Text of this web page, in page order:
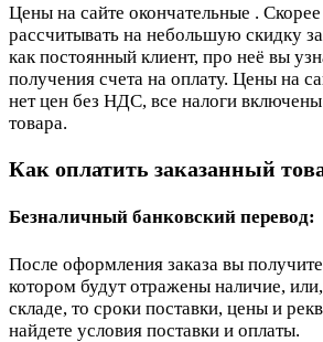
Цены на сайте окончательные .
рассчитывать на небольшую скидку
как постоянный клиент, про неё вы
получения счета на оплату. Цены на
нет цен без НДС, все налоги
товара.
Как оплатить заказанный
Безналичный банковский перевод:
После оформления заказа вы
котором будут отражены наличие,
складе, то сроки поставки, цены и
найдете условия поставки и оплаты.